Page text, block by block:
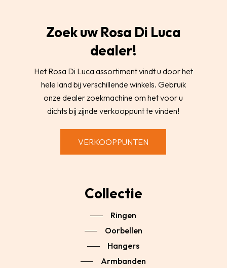
Zoek uw Rosa Di Luca
dealer!
Het Rosa Di Luca assortiment vindt u door het
hele land bij verschillende winkels. Gebruik
onze dealer zoekmachine om het voor u
dichts bij zijnde verkooppunt te vinden!
VERKOOPPUNTEN
Collectie
Ringen
Oorbellen
Hangers
Armbanden